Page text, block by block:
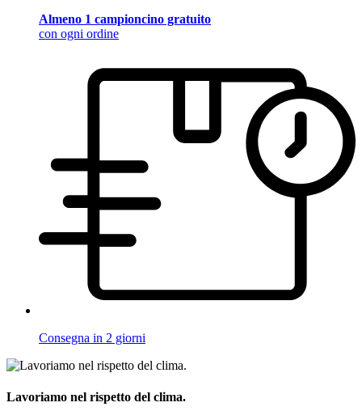
Almeno 1 campioncino gratuito
con ogni ordine
Consegna in 2 giorni
Lavoriamo nel rispetto del clima.